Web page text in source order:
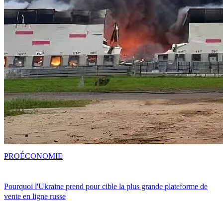
Pourquoi l'Ukraine prend pour cible la plus grande plateforme de
vente en ligne russe
PROÉCONOMIE